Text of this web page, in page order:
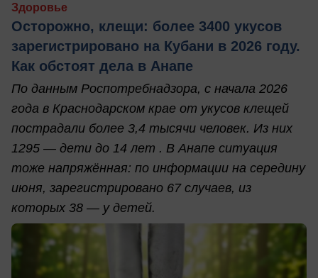
Здоровье
Осторожно, клещи: более 3400 укусов
зарегистрировано на Кубани в 2026 году.
Как обстоят дела в Анапе
По данным Роспотребнадзора, с начала 2026
года в Краснодарском крае от укусов клещей
пострадали более 3,4 тысячи человек. Из них
1295 — дети до 14 лет . В Анапе ситуация
тоже напряжённая: по информации на середину
июня, зарегистрировано 67 случаев, из
которых 38 — у детей.